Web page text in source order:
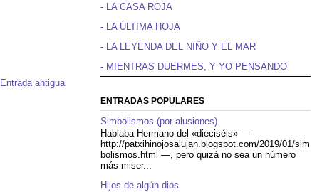
Entrada antigua
- LA CASA ROJA
- LA ÚLTIMA HOJA
- LA LEYENDA DEL NIÑO Y EL MAR
- MIENTRAS DUERMES, Y YO PENSANDO
ENTRADAS POPULARES
Simbolismos (por alusiones)
Hablaba Hermano del «dieciséis» —
http://patxihinojosalujan.blogspot.com/2019/01/sim
bolismos.html —, pero quizá no sea un número
más miser...
Hijos de algún dios